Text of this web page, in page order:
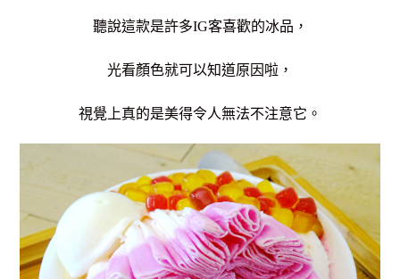
聽說這款是許多IG客喜歡的冰品，
光看顏色就可以知道原因啦，
視覺上真的是美得令人無法不注意它。